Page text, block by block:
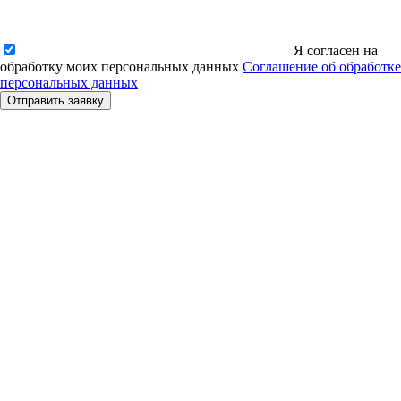
Я согласен на
обработку моих персональных данных Соглашение об обработке
персональных данных